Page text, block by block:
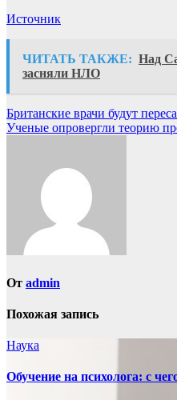
Источник
ЧИТАТЬ ТАКЖЕ: Над
засняли НЛО
Навигация
по
Британские врачи будут
Ученые опровергли теорию
От admin
Похожая запись
Наука
Обучение на психолога: с